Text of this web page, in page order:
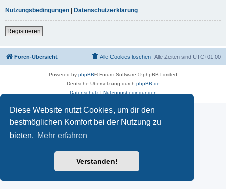
Diese Website nutzt Cookies, um dir den
bestmöglichen Komfort bei der Nutzung zu
bieten. Mehr erfahren
Verstanden!
Nutzungsbedingungen | Datenschutzerklärung
Registrieren
Foren-Übersicht Alle Zeiten sind UTC+01:00
Alle Cookies löschen
Powered by phpBB® Forum Software © phpBB Limited
Deutsche Übersetzung durch phpBB.de
Datenschutz| Nutzungsbedingungen